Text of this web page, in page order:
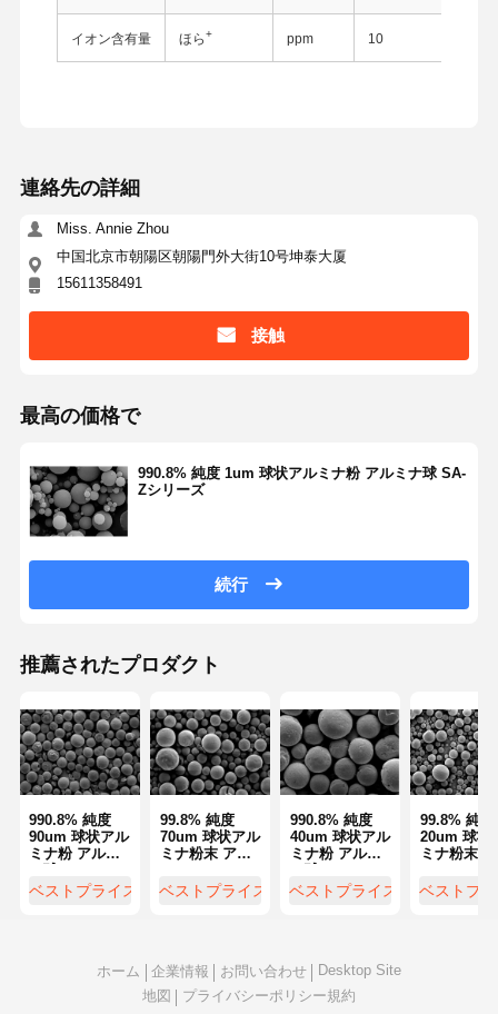
お問い合わせ 見積依頼
球状シリカ粉末
シリカナノスフィア
シリカマイクロスフェア化粧品
球状アルミニウム粉
イオン含有量 ほら+ ppm 10
連絡先の詳細
Miss. Annie Zhou
中国北京市朝陽区朝陽門外大街10号坤泰大厦
15611358491
接触
最高の価格で
990.8% 純度 1um 球状アルミナ粉 アルミナ球 SA-
Zシリーズ
続行
推薦されたプロダクト
990.8% 純度
90um 球状アル
ミナ粉 アルミ
ーズ
ベストプライス
99.8% 純度
70um 球状アル
ミナ粉末 アル
SA-Zシリーズ
ベストプライス
990.8% 純度
40um 球状アル
ミナ粉 アルミ
ーズ
ベストプライス
99.8% 純度
20um 球状
ミナ粉末
SA-Z シリ
ベストプ
ホーム 企業情報 お問い合わせ
Desktop Site
地図
プライバシーポリシー規約